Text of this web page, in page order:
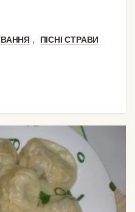
,
ПІСНІ СТРАВИ